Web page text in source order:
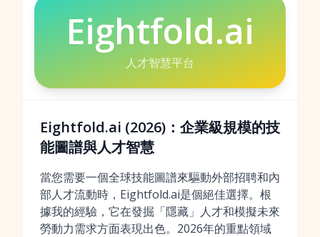
Eightfold.ai
人才智慧平台
Eightfold.ai (2026)：企業級規模的技
能圖譜與人才智慧
當您需要一個全球技能圖譜來驅動外部招聘和內
部人才流動時，Eightfold.ai是個絕佳選擇。根
據我的經驗，它在發掘「隱藏」人才和模擬未來
勞動力需求方面表現出色。2026年的重點領域